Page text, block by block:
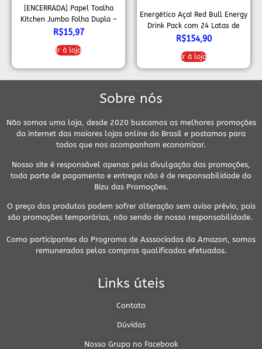
[ENCERRADA] Papel Toalha
Kitchen Jumbo Folha Dupla –
Pack com 3 rolos de 180
R$15,97
Ir à loja
Energético Açaí Red Bull Energy
Drink Pack com 24 Latas de
250ml
R$154,90
Ir à loja
Sobre nós
Não somos uma loja, desde 2020 buscamos as melhores promoções
da internet das maiores lojas online do Brasil e postamos para
todos que nos acompanham economizar.
Nosso site é responsável apenas pela divulgação das promoções,
toda parte de pagamento e entrega não é de responsabilidade do
Bizu das Promoções.
O preço dos produtos podem sofrer alteração sem aviso prévio, pois
são promoções temporárias, não sendo de nossa responsabilidade.
Como participantes do Programa de Asssociados da Amazon, somos
remunerados pelas compras qualificadas efetuadas.
Links úteis
Contato
Dúvidas
Nosso Grupo no Facebook